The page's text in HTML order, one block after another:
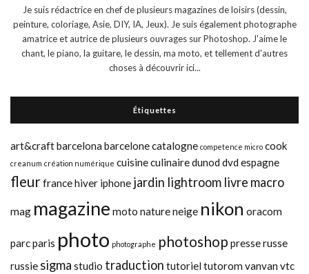
Je suis rédactrice en chef de plusieurs magazines de loisirs (dessin,
peinture, coloriage, Asie, DIY, IA, Jeux). Je suis également photographe
amatrice et autrice de plusieurs ouvrages sur Photoshop. J'aime le
chant, le piano, la guitare, le dessin, ma moto, et tellement d'autres
choses à découvrir ici...
Étiquettes
art&craftbarcelona barcelonecatalogne competence micro cook
creanum création numérique cuisineculinairedunod dvd espagne
fleurfrancehiver iphone jardin lightroom livre macro
mag magazine moto natureneige nikon oracom
parcparis photo photographe photoshop presserusse
russie sigma studio traduction tutorieltutorom vanvan vtc